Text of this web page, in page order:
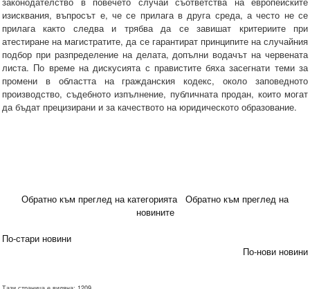
изисквания, въпросът е, че се прилага в друга среда, а често не се
прилага както следва и трябва да се завишат критериите при
атестиране на магистратите, да се гарантират принципите на случайния
подбор при разпределение на делата, допълни водачът на червената
листа. По време на дискусията с правистите бяха засегнати теми за
промени в областта на гражданския кодекс, около заповедното
производство, съдебното изпълнение, публичната продан, които могат
да бъдат прецизирани и за качеството на юридическото образование.
Обратно към преглед на категорията
Обратно към преглед на
новините
По-стари новини
По-нови новини